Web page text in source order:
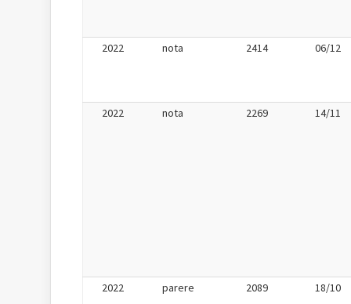
2022 nota 2414 06/12
2022 nota 2269 14/11
2022 parere 2089 18/10